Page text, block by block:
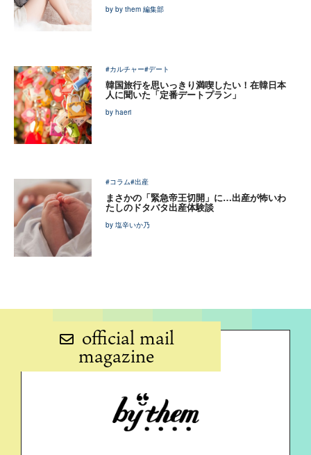
by by them 編集部
#カルチャー#デート
韓国旅行を思いっきり満喫したい！在韓日本
人に聞いた「定番デートプラン」
by haeri
#コラム#出産
まさかの「緊急帝王切開」に…出産が怖いわ
たしのドタバタ出産体験談
by 塩辛いか乃
official mail
magazine